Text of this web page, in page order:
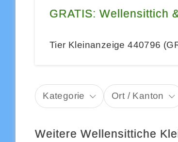
GRATIS: Wellensittich
Tier Kleinanzeige 440796
Kategorie Ort / Kanton
Weitere Wellensittiche